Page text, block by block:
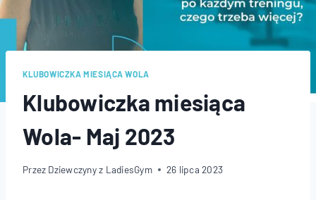
KLUBOWICZKA MIESIĄCA WOLA
Klubowiczka miesiąca
Wola- Maj 2023
Przez Dziewczyny z LadiesGym 26 lipca 2023